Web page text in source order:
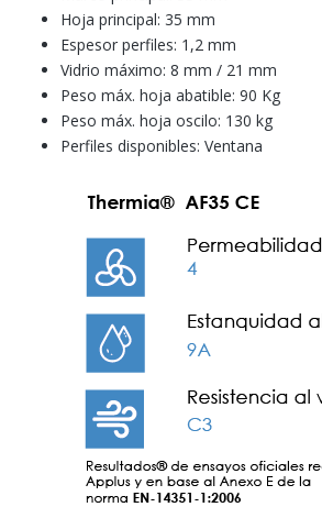
Hoja principal: 35 mm
Espesor perfiles: 1,2 mm
Vidrio máximo: 8 mm / 21 mm
Peso máx. hoja abatible: 90 Kg
Peso máx. hoja oscilo: 130 kg
Perfiles disponibles: Ventana